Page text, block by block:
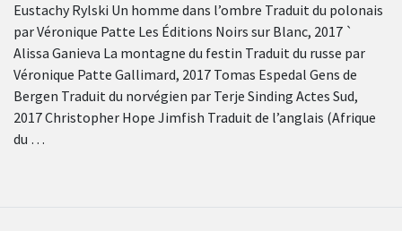
Eustachy Rylski Un homme dans l’ombre Traduit du polonais
par Véronique Patte Les Éditions Noirs sur Blanc, 2017 `
Alissa Ganieva La montagne du festin Traduit du russe par
Véronique Patte Gallimard, 2017 Tomas Espedal Gens de
Bergen Traduit du norvégien par Terje Sinding Actes Sud,
2017 Christopher Hope Jimfish Traduit de l’anglais (Afrique
du …